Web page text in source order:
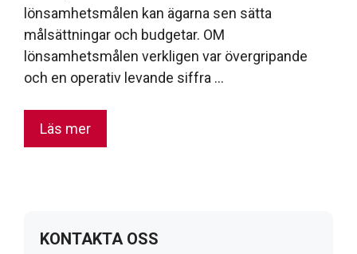
lönsamhetsmålen kan ägarna sen sätta
målsättningar och budgetar. OM
lönsamhetsmålen verkligen var övergripande
och en operativ levande siffra …
Läs mer
KONTAKTA OSS